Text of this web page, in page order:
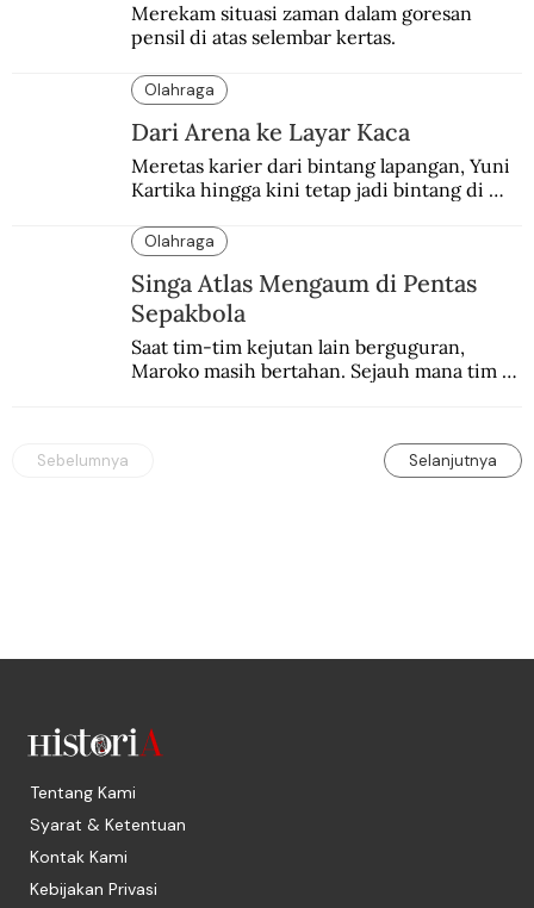
Merekam situasi zaman dalam goresan
pensil di atas selembar kertas.
Olahraga
Dari Arena ke Layar Kaca
Meretas karier dari bintang lapangan, Yuni
Kartika hingga kini tetap jadi bintang di
Olahraga
Singa Atlas Mengaum di Pentas
Sepakbola
Saat tim-tim kejutan lain berguguran,
Maroko masih bertahan. Sejauh mana tim
Sebelumnya Selanjutnya
Tentang Kami
Syarat & Ketentuan
Kontak Kami
Kebijakan Privasi